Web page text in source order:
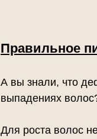
Правильное
А вы знали, что
выпадениях
Для роста волос